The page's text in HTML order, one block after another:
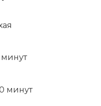
минут